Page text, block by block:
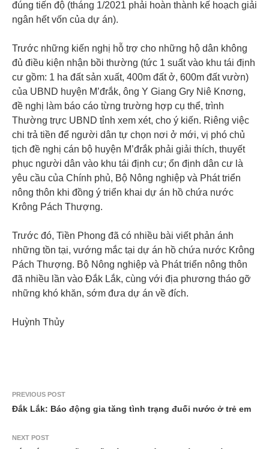
đúng tiến độ (tháng 1/2021 phải hoàn thành kế hoạch giải
ngân hết vốn của dự án).
Trước những kiến nghị hỗ trợ cho những hộ dân không
đủ điều kiện nhận bồi thường (tức 1 suất vào khu tái định
cư gồm: 1 ha đất sản xuất, 400m đất ở, 600m đất vườn)
của UBND huyện M’đrắk, ông Y Giang Gry Niê Knơng,
đề nghị làm báo cáo từng trường hợp cụ thể, trình
Thường trực UBND tỉnh xem xét, cho ý kiến. Riêng việc
chi trả tiền để người dân tự chọn nơi ở mới, vị phó chủ
tịch đề nghị cán bộ huyện M’đrắk phải giải thích, thuyết
phục người dân vào khu tái định cư; ổn định dân cư là
yêu cầu của Chính phủ, Bộ Nông nghiệp và Phát triển
nông thôn khi đồng ý triển khai dự án hồ chứa nước
Krông Pách Thượng.
Trước đó, Tiền Phong đã có nhiều bài viết phản ánh
những tồn tại, vướng mắc tại dự án hồ chứa nước Krông
Pách Thượng. Bộ Nông nghiệp và Phát triển nông thôn
đã nhiều lần vào Đắk Lắk, cùng với địa phương tháo gỡ
những khó khăn, sớm đưa dự án về đích.
Huỳnh Thủy
PREVIOUS POST
Đắk Lắk: Báo động gia tăng tình trạng đuối nước ở trẻ em
NEXT POST